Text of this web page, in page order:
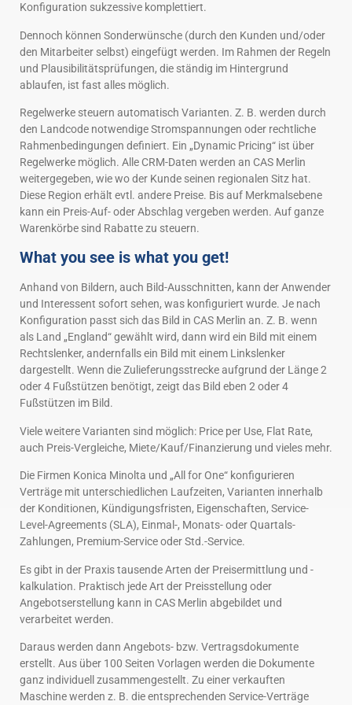
Konfiguration sukzessive komplettiert.
Dennoch können Sonderwünsche (durch den Kunden und/oder
den Mitarbeiter selbst) eingefügt werden. Im Rahmen der Regeln
und Plausibilitätsprüfungen, die ständig im Hintergrund
ablaufen, ist fast alles möglich.
Regelwerke steuern automatisch Varianten. Z. B. werden durch
den Landcode notwendige Stromspannungen oder rechtliche
Rahmenbedingungen definiert. Ein „Dynamic Pricing“ ist über
Regelwerke möglich. Alle CRM-Daten werden an CAS Merlin
weitergegeben, wie wo der Kunde seinen regionalen Sitz hat.
Diese Region erhält evtl. andere Preise. Bis auf Merkmalsebene
kann ein Preis-Auf- oder Abschlag vergeben werden. Auf ganze
Warenkörbe sind Rabatte zu steuern.
What you see is what you get!
Anhand von Bildern, auch Bild-Ausschnitten, kann der Anwender
und Interessent sofort sehen, was konfiguriert wurde. Je nach
Konfiguration passt sich das Bild in CAS Merlin an. Z. B. wenn
als Land „England“ gewählt wird, dann wird ein Bild mit einem
Rechtslenker, andernfalls ein Bild mit einem Linkslenker
dargestellt. Wenn die Zulieferungsstrecke aufgrund der Länge 2
oder 4 Fußstützen benötigt, zeigt das Bild eben 2 oder 4
Fußstützen im Bild.
Viele weitere Varianten sind möglich: Price per Use, Flat Rate,
auch Preis-Vergleiche, Miete/Kauf/Finanzierung und vieles mehr.
Die Firmen Konica Minolta und „All for One“ konfigurieren
Verträge mit unterschiedlichen Laufzeiten, Varianten innerhalb
der Konditionen, Kündigungsfristen, Eigenschaften, Service-
Level-Agreements (SLA), Einmal-, Monats- oder Quartals-
Zahlungen, Premium-Service oder Std.-Service.
Es gibt in der Praxis tausende Arten der Preisermittlung und -
kalkulation. Praktisch jede Art der Preisstellung oder
Angebotserstellung kann in CAS Merlin abgebildet und
verarbeitet werden.
Daraus werden dann Angebots- bzw. Vertragsdokumente
erstellt. Aus über 100 Seiten Vorlagen werden die Dokumente
ganz individuell zusammengestellt. Zu einer verkauften
Maschine werden z. B. die entsprechenden Service-Verträge